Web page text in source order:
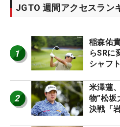
JGTO 週間アクセスラン
1
稲森佑
らSR
シャフ
ーのヒ
2
米澤蓮
物”松
決戦「